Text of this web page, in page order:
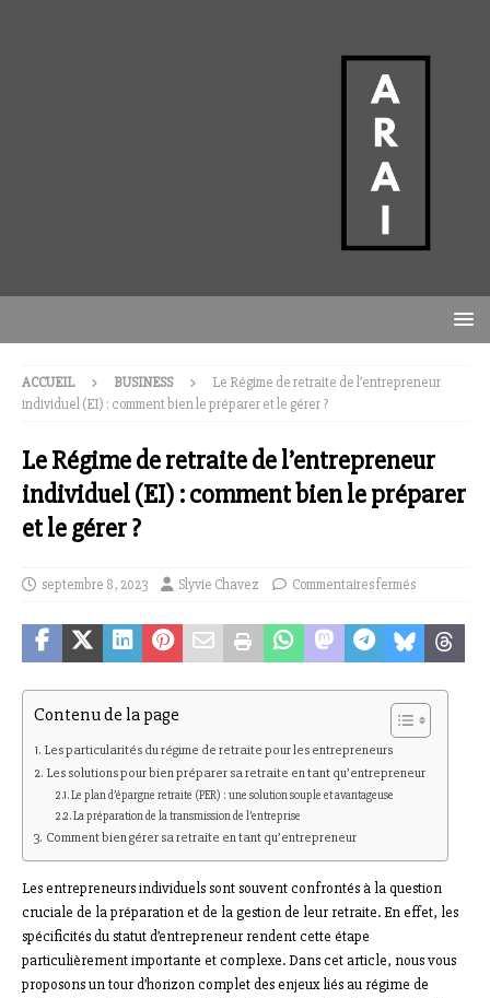
ACCUEIL BUSINESS
Le Régime de retraite de l’entrepreneur
individuel (EI) : comment bien le préparer et le gérer ?
Le Régime de retraite de l’entrepreneur
individuel (EI) : comment bien le préparer
et le gérer ?
septembre 8, 2023 Slyvie Chavez Commentaires fermés
Contenu de la page
Les particularités du régime de retraite pour les entrepreneurs
Les solutions pour bien préparer sa retraite en tant qu’entrepreneur
Le plan d’épargne retraite (PER) : une solution souple et avantageuse
La préparation de la transmission de l’entreprise
Comment bien gérer sa retraite en tant qu’entrepreneur
Les entrepreneurs individuels sont souvent confrontés à la question
cruciale de la préparation et de la gestion de leur retraite. En effet, les
spécificités du statut d’entrepreneur rendent cette étape
particulièrement importante et complexe. Dans cet article, nous vous
proposons un tour d’horizon complet des enjeux liés au régime de